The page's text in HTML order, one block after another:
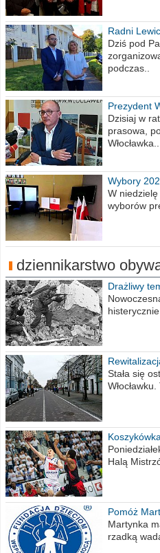
Radni
Wiesława
Dziś pod
podczas..
Prezydent
obrażajmy
Dzisiaj w
prasowa,
Włocławka..
Wybory
procent
W
wyborów
dziennikarstwo
Drażliwy
Stała się
Halą
Pomóż
Martynka
rzadką